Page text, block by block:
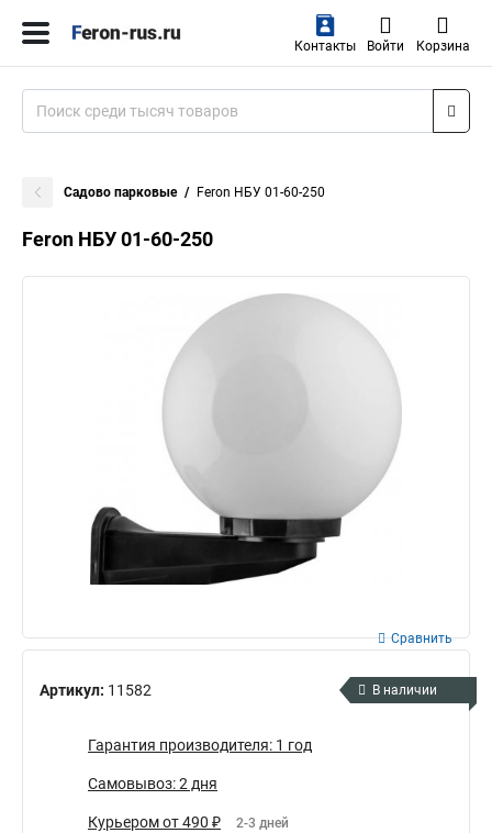
Контакты Войти Корзина
Садово парковые Feron НБУ 01-60-250
Feron НБУ 01-60-250
Артикул: 11582
Сравнить
В наличии
Гарантия производителя: 1 год
Самовывоз: 2 дня
Курьером от 490 ₽ 2-3 дней